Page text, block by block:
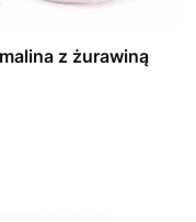
z żurawiną